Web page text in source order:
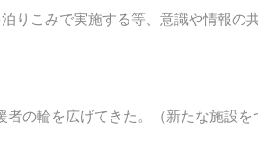
りこみで実施する等、意識や情報の
の輪を広げてきた。（新たな施設を